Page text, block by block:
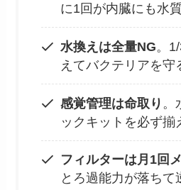
に1回が内臓にも水
水換えは全量NG。
えてバクテリアを守
感覚管理は命取り 。
ックキットを必ず揃
フィルターは月1回
とろ過能力が落ちて